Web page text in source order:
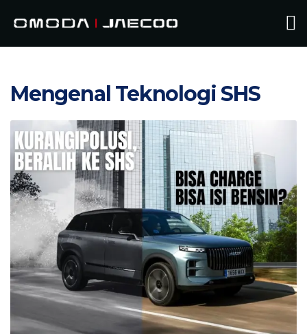
Mengenal Teknologi SHS